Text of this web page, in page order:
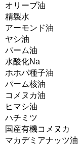
オリーブ油
精製水
アーモンド油
ヤシ油
パーム油
水酸化Na
ホホバ種子油
パーム核油
コメヌカ油
ヒマシ油
ハチミツ
国産有機コメヌカ
マカデミアナッツ油